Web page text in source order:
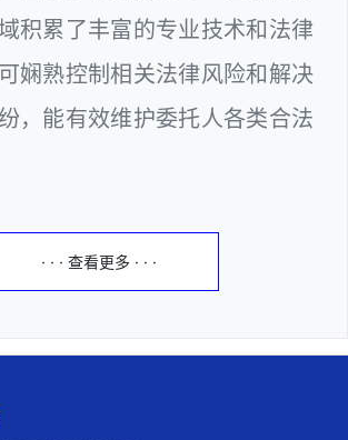
积累了丰富的专业技术和法律
娴熟控制相关法律风险和解决
，能有效维护委托人各类合法
· · · 查看更多 · · ·